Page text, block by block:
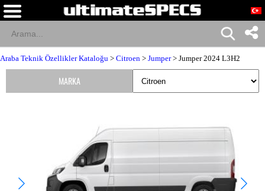
Araba Teknik Özellikler Kataloğu > Citroen > Jumper> Jumper 2024 L3H2
MARKA